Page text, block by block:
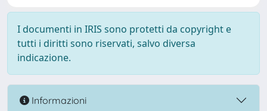
I documenti in IRIS sono protetti da copyright e
tutti i diritti sono riservati, salvo diversa
indicazione.
Informazioni